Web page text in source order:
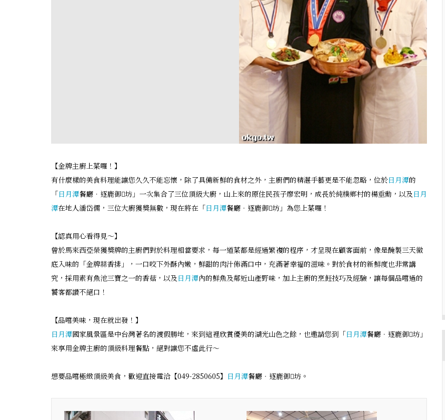
【金牌主廚上菜囉！】
有什麼樣的美食料理能讓您久久不能忘懷，除了具備新鮮的食材之外，主廚們的精湛手藝更是不能忽略，位於日月潭的
「日月潭餐廳．逐鹿御坊」一次集合了三位頂級大廚，山上來的原住民孩子廖宏明，成長於純樸鄉村的楊垂勳，以及 日月
潭在地人潘岱儒，三位大廚獲獎無數，現在將在「日月潭餐廳．逐鹿御坊」為您上菜囉！
【認真用心看得見～】
曾於馬來西亞榮獲獎牌的主廚們對於料理相當要求，每一道菜都是經過繁複的程序，才呈現在顧客面前，像是醃製三天徹
底入味的「金牌蒜香排」，一口咬下外酥內嫩，鮮甜的肉汁佈滿口中，充滿著幸福的滋味。對於食材的新鮮度也非常講
究，採用素有魚池三寶之一的香菇，以及 日月潭內的鮮魚及鄰近山產野味，加上主廚的烹飪技巧及經驗，讓每個品嚐過的
饕客都讚不絕口！
【品嚐美味，現在就出發！】
日月潭國家風景區是中台灣著名的渡假勝地，來到這裡欣賞優美的湖光山色之餘，也邀請您到「日月潭餐廳．逐鹿御坊」
來享用金牌主廚的頂級料理餐點，絕對讓您不虛此行～
想要品嚐極緻頂級美食，歡迎直接電洽【049-2850605】 日月潭餐廳．逐鹿御坊。